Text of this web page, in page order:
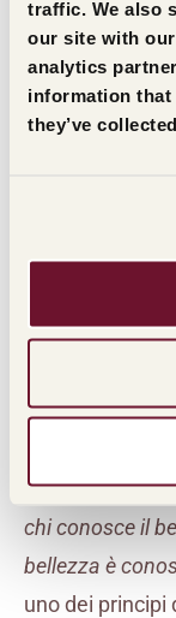
traffic. We also
our site with
analytics
information that
they’ve
Donatella
provocazione
luogo dove
Questo mi fa
considero la
A seguire, il
cui la bellezza
virtù,
Nazzari:“La
chi conosce il
bellezza è
uno dei principi